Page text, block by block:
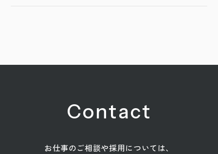
Contact
お仕事のご相談や採用については、